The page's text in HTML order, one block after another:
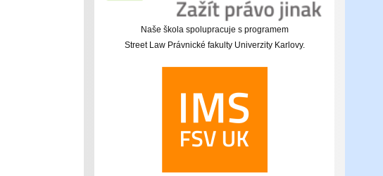
Naše škola spolupracuje s programem
Street Law Právnické fakulty Univerzity Karlovy.